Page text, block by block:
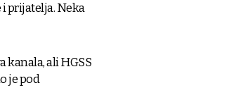
prijatelja. Neka
kanala, ali HGSS
je pod